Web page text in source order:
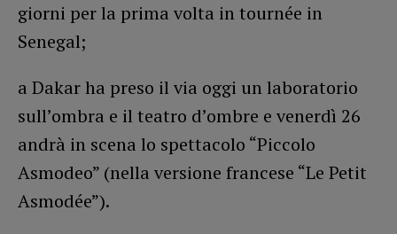
giorni per la prima volta in tournée in
Senegal;
a Dakar ha preso il via oggi un laboratorio
sull’ombra e il teatro d’ombre e venerdì 26
andrà in scena lo spettacolo “Piccolo
Asmodeo” (nella versione francese “Le Petit
Asmodée”).